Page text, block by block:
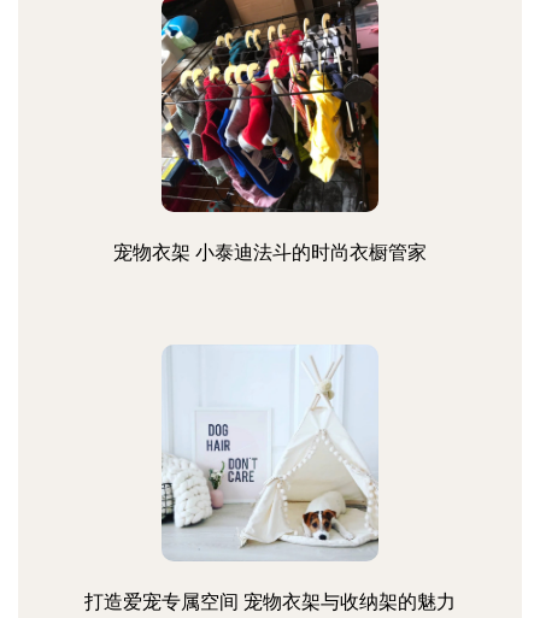
宠物衣架 小泰迪法斗的时尚衣橱管家
打造爱宠专属空间 宠物衣架与收纳架的魅力